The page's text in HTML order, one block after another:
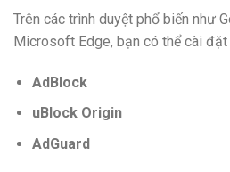
Trên các trình duyệt phổ biến như
Microsoft Edge, bạn có thể cài
AdBlock
uBlock Origin
AdGuard